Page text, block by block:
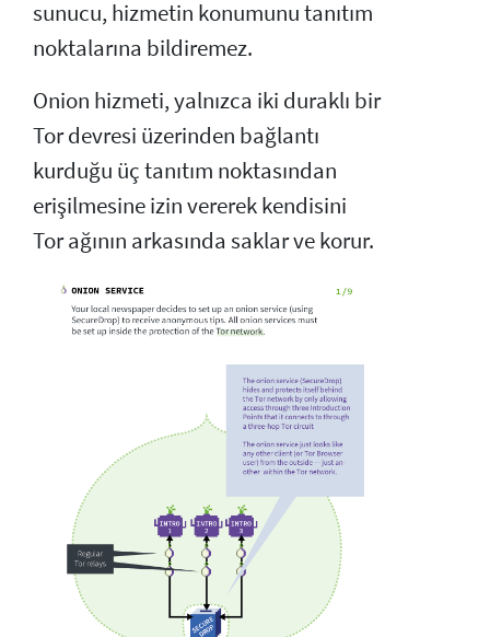
sunucu, hizmetin konumunu tanıtım
noktalarına bildiremez.
Onion hizmeti, yalnızca iki duraklı bir
Tor devresi üzerinden bağlantı
kurduğu üç tanıtım noktasından
erişilmesine izin vererek kendisini
Tor ağının arkasında saklar ve korur.